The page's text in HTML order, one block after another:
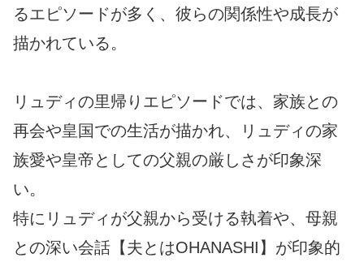
るエピソードが多く、彼らの関係性や成長が
描かれている。
リュディの里帰りエピソードでは、家族との
再会や皇国での生活が描かれ、リュディの家
族愛や皇帝としての父親の厳しさが印象深
い。
特にリュディが父親から受ける執着や、母親
との深い会話【夫とはOHANASHI】が印象的